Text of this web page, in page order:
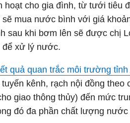
hoạt cho gia đình, từ tưới tiêu
mua nước bình với giá
sau khi bơm lên sẽ được chị
để xử lý nước.
quả quan trắc môi trường
kênh, rạch nội đồng theo
giao thông thủy) đến mức
đó đa phần chất lượng